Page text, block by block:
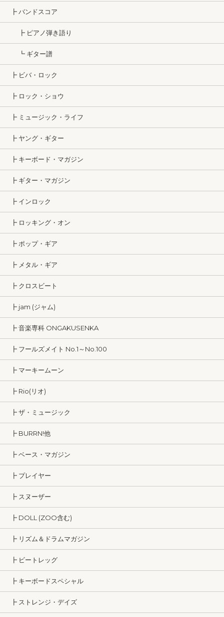
┣ バンドスコア
┣ ピアノ弾き語り
┗ ギター譜
┣ ビバ・ロック
┣ ロック・ショウ
┣ ミュージック・ライフ
┣ ヤング・ギター
┣ キーボード・マガジン
┣ ギター・マガジン
┣ インロック
┣ ロッキング・オン
┣ ポップ・ギア
┣ メタル・ギア
┣ クロスビート
┣ jam (ジャム)
┣ 音楽専科 ONGAKUSENKA
┣ フールズメイト No.1～No.100
┣ マーキームーン
┣ Rio(リオ)
┣ ザ・ミュージック
┣ BURRN!他
┣ ベース・マガジン
┣ プレイヤー
┣ スヌーザー
┣ DOLL (ZOO含む)
┣ リズム＆ドラムマガジン
┣ ビートレッグ
┣ キーボードスペシャル
┣ ストレンジ・デイズ